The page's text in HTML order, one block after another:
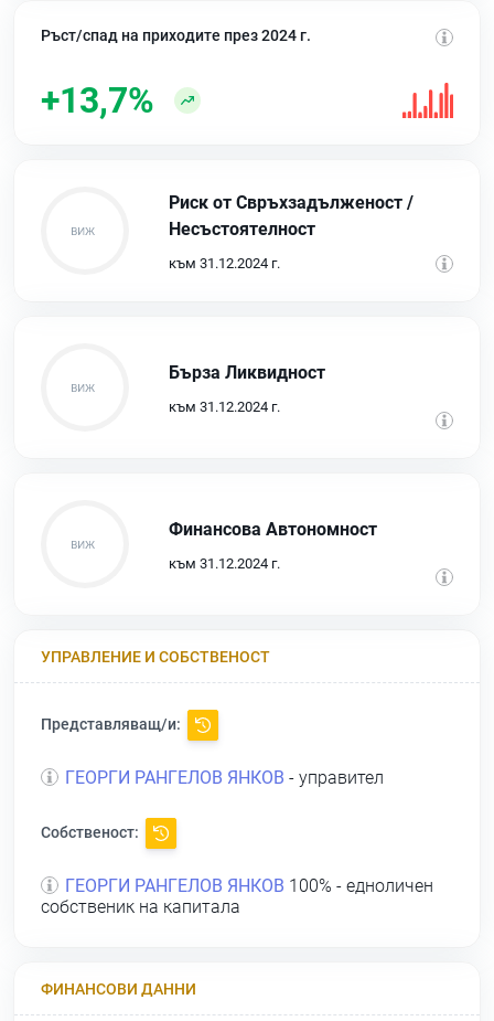
Ръст/спад на приходите през 2024 г.
+13,7%
Риск от Свръхзадълженост /
Несъстоятелност
към 31.12.2024 г.
Бърза Ликвидност
към 31.12.2024 г.
Финансова Автономност
към 31.12.2024 г.
УПРАВЛЕНИЕ И СОБСТВЕНОСТ
Представляващ/и:
ГЕОРГИ РАНГЕЛОВ ЯНКОВ - управител
Собственост:
ГЕОРГИ РАНГЕЛОВ ЯНКОВ 100% - едноличен
собственик на капитала
ФИНАНСОВИ ДАННИ